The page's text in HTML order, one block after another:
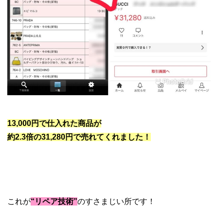
13,000円で仕入れた商品が
約2.3倍の31,280円で売れてくれました！
これが“リペア技術”のすさまじい所です！